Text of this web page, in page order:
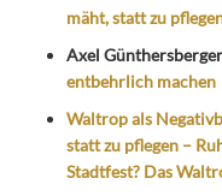
mäht, statt zu
Axel Günthersberger
entbehrlich machen
Waltrop als
statt zu pflegen –
Stadtfest? Das